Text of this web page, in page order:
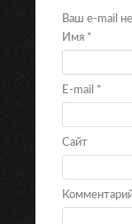
Ваш e-mail
Имя *
E-mail *
Сайт